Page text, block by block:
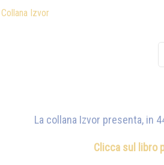
Collana Izvor
La collana Izvor presenta, in
Clicca sul libro